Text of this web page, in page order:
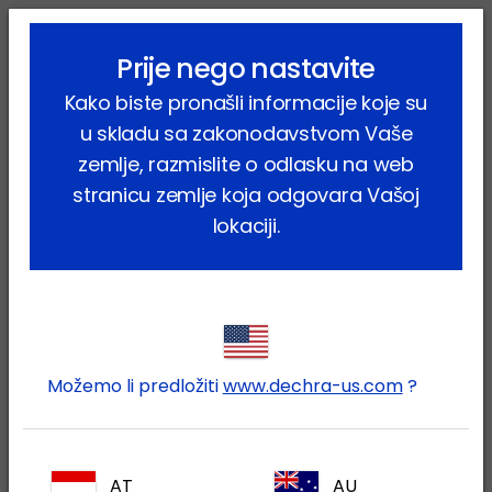
lock_outline search menu
Farmske životinje
Vodotopivi oralni proizvodi
Kvaliteta sustava za vodu
Kvaliteta sustava za vodu
Prije nego nastavite
Kako biste pronašli informacije koje su
u skladu sa zakonodavstvom Vaše
zemlje, razmislite o odlasku na web
stranicu zemlje koja odgovara Vašoj
lokaciji.
Možemo li predložitiwww.dechra-us.com?
AT AU